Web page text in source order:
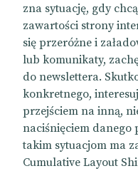
zna sytuację, gdy
zawartości strony
się przeróżne i
lub komunikaty,
do newslettera.
konkretnego,
przejściem na inną,
naciśnięciem danego
takim sytuacjom ma
Cumulative Layout